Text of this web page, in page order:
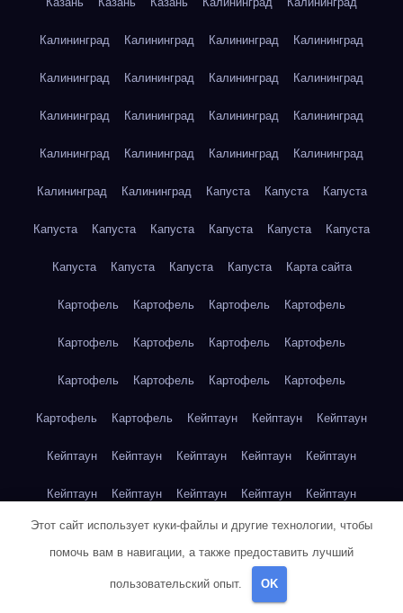
Калининград Калининград Калининград Калининград
Калининград Калининград Калининград Калининград
Калининград Калининград Калининград Калининград
Калининград Калининград Калининград Калининград
Калининград Калининград Капуста Капуста Капуста
Капуста Капуста Капуста Капуста Капуста Капуста
Капуста Капуста Капуста Капуста Карта сайта
Картофель Картофель Картофель Картофель
Картофель Картофель Картофель Картофель
Картофель Картофель Картофель Картофель
Картофель Картофель Кейптаун Кейптаун Кейптаун
Кейптаун Кейптаун Кейптаун Кейптаун Кейптаун
Кейптаун Кейптаун Кейптаун Кейптаун Кейптаун
Кейптаун Кейптаун Кейптаун Кейптаун Кейптаун
Клубника
Красноярск
Этот сайт использует куки-файлы и другие технологии, чтобы
помочь вам в навигации, а также предоставить лучший
пользовательский опыт. OK